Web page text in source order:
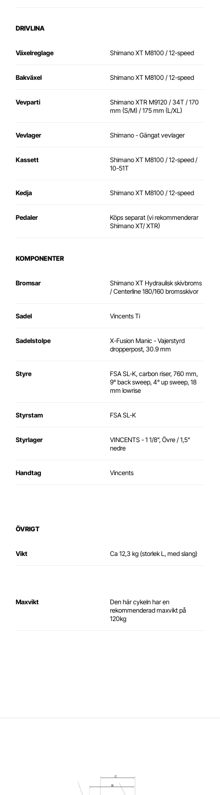
DRIVLINA
Växelreglage Shimano XT M8100 / 12-speed
Bakväxel Shimano XT M8100 / 12-speed
Vevparti
Shimano XTR M9120 / 34T / 170
mm (S/M) / 175 mm (L/XL)
Vevlager Shimano - Gängat vevlager
Kassett
Shimano XT M8100 / 12-speed /
10-51T
Kedja Shimano XT M8100 / 12-speed
Pedaler
Köps separat (vi rekommenderar
Shimano XT/ XTR)
KOMPONENTER
Bromsar
Shimano XT Hydraulisk skivbroms
/ Centerline 180/160 bromsskivor
Sadel Vincents Ti
Sadelstolpe
X-Fusion Manic - Vajerstyrd
dropperpost, 30.9 mm
Styre
FSA SL-K, carbon riser, 760 mm,
9° back sweep, 4° up sweep, 18
mm lowrise
Styrstam FSA SL-K
Styrlager
VINCENTS - 1 1/8", Övre / 1,5"
nedre
Handtag Vincents
ÖVRIGT
Vikt Ca 12,3 kg (storlek L, med slang)
Maxvikt
Den här cykeln har en
rekommenderad maxvikt på
120kg